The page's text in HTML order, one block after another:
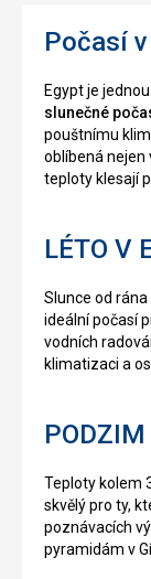
Počasí
Egypt je
slunečné
pouštnímu
oblíbená nejen
teploty klesají
LÉTO V
Slunce od
ideální počasí
vodních
klimatizaci a
Teploty kolem
skvělý pro ty,
poznávacích
pyramidám v